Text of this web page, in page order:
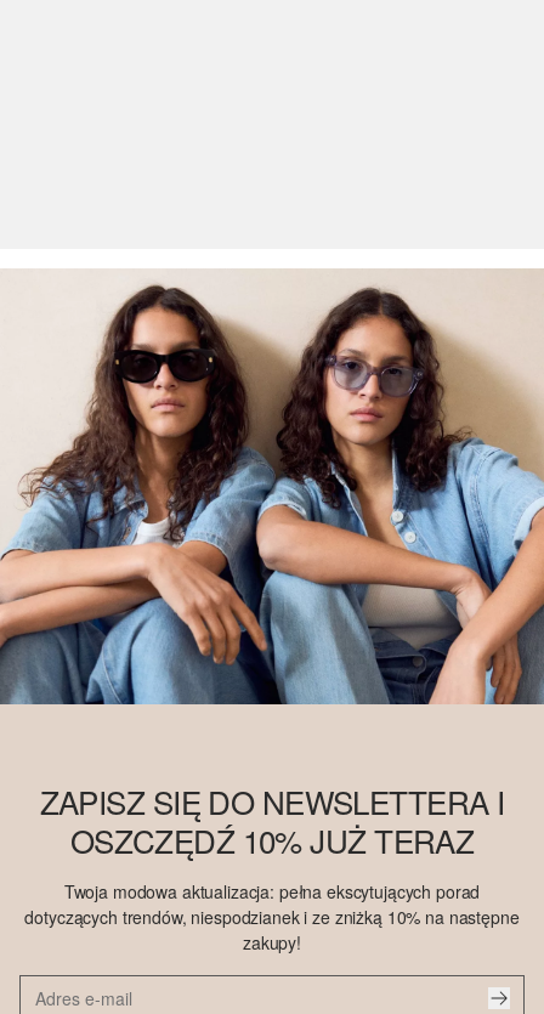
ZAPISZ SIĘ DO NEWSLETTERA I
OSZCZĘDŹ 10% JUŻ TERAZ
Twoja modowa aktualizacja: pełna ekscytujących porad
dotyczących trendów, niespodzianek i ze zniżką 10% na następne
zakupy!